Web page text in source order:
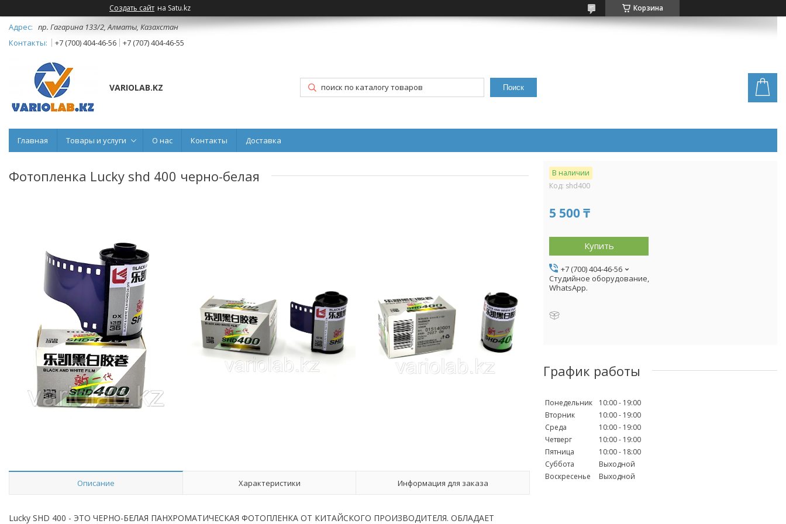
Создать сайт на Satu.kz Корзина
пр. Гагарина 133/2, Алматы, Казахстан
+7 (700) 404-46-56
+7 (707) 404-46-55
VARIOLAB.KZ Поиск
Главная Товары и услуги О нас Контакты Доставка
Фотопленка Lucky shd 400 черно-белая
Описание Характеристики Информация для заказа
Lucky SHD 400 - ЭТО ЧЕРНО-БЕЛАЯ ПАНХРОМАТИЧЕСКАЯ ФОТОПЛЕНКА ОТ КИТАЙСКОГО ПРОИЗВОДИТЕЛЯ. ОБЛАДАЕТ
В наличии
Код: shd400
5 500 ₸
Купить
+7 (700) 404-46-56
Студийное оборудование,
WhatsApp.
График работы
Понедельник 10:00
19:00
Вторник
10:00
19:00
Среда
10:00
19:00
Четверг
10:00
19:00
Пятница
10:00
18:00
Суббота
Выходной
Воскресенье
Выходной